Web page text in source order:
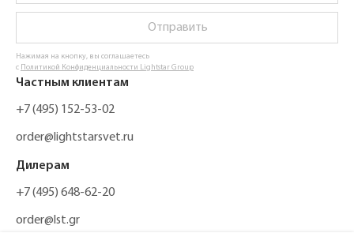
Отправить
Нажимая на кнопку, вы соглашаетесь
с Политикой Конфиденциальности Lightstar Group
Частным клиентам
+7 (495) 152-53-02
order@lightstarsvet.ru
Дилерам
+7 (495) 648-62-20
order@lst.gr